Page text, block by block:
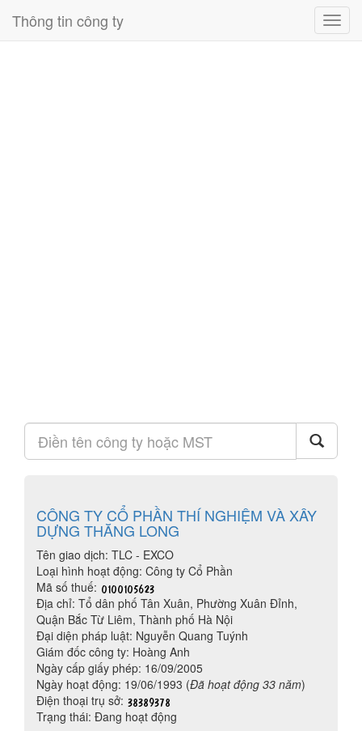
Thông tin công ty
CÔNG TY CỔ PHẦN THÍ NGHIỆM VÀ XÂY
DỰNG THĂNG LONG
Tên giao dịch: TLC - EXCO
Loại hình hoạt động: Công ty Cổ Phần
Mã số thuế:
Địa chỉ: Tổ dân phố Tân Xuân, Phường Xuân Đỉnh,
Quận Bắc Từ Liêm, Thành phố Hà Nội
Đại diện pháp luật: Nguyễn Quang Tuýnh
Giám đốc công ty: Hoàng Anh
Ngày cấp giấy phép: 16/09/2005
Ngày hoạt động: 19/06/1993 (Đã hoạt động 33 năm)
Điện thoại trụ sở:
Trạng thái: Đang hoạt động